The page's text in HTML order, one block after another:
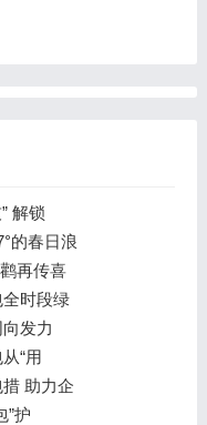
解锁
的春日浪
再传喜
时段绿
发力
“用
助力企
”护